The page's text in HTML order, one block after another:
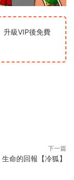
升級VIP後免費
下一篇
生命的回報【冷狐】